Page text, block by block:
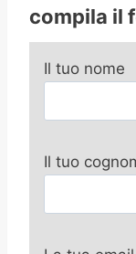
compila il
Il tuo nome
Il tuo